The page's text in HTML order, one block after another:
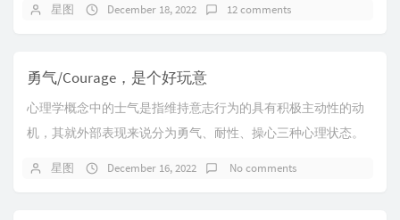
星图 December 18, 2022 12 comments
勇气/Courage，是个好玩意
心理学概念中的士气是指维持意志行为的具有积极主动性的动
机，其就外部表现来说分为勇气、耐性、操心三种心理状态。
星图 December 16, 2022 No comments